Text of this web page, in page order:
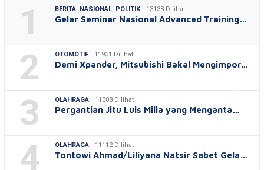
1 BERITA, NASIONAL, POLITIK 13138 Dilihat
Gelar Seminar Nasional Advanced Training…
2 OTOMOTIF 11931 Dilihat
Demi Xpander, Mitsubishi Bakal Mengimpor…
3 OLAHRAGA 11388 Dilihat
Pergantian Jitu Luis Milla yang Menganta…
4 OLAHRAGA 11112 Dilihat
Tontowi Ahmad/Liliyana Natsir Sabet Gela…